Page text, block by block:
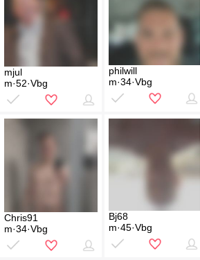
mjul
m·52·Vbg
philwill
m·34·Vbg
Chris91
m·34·Vbg
Bj68
m·45·Vbg